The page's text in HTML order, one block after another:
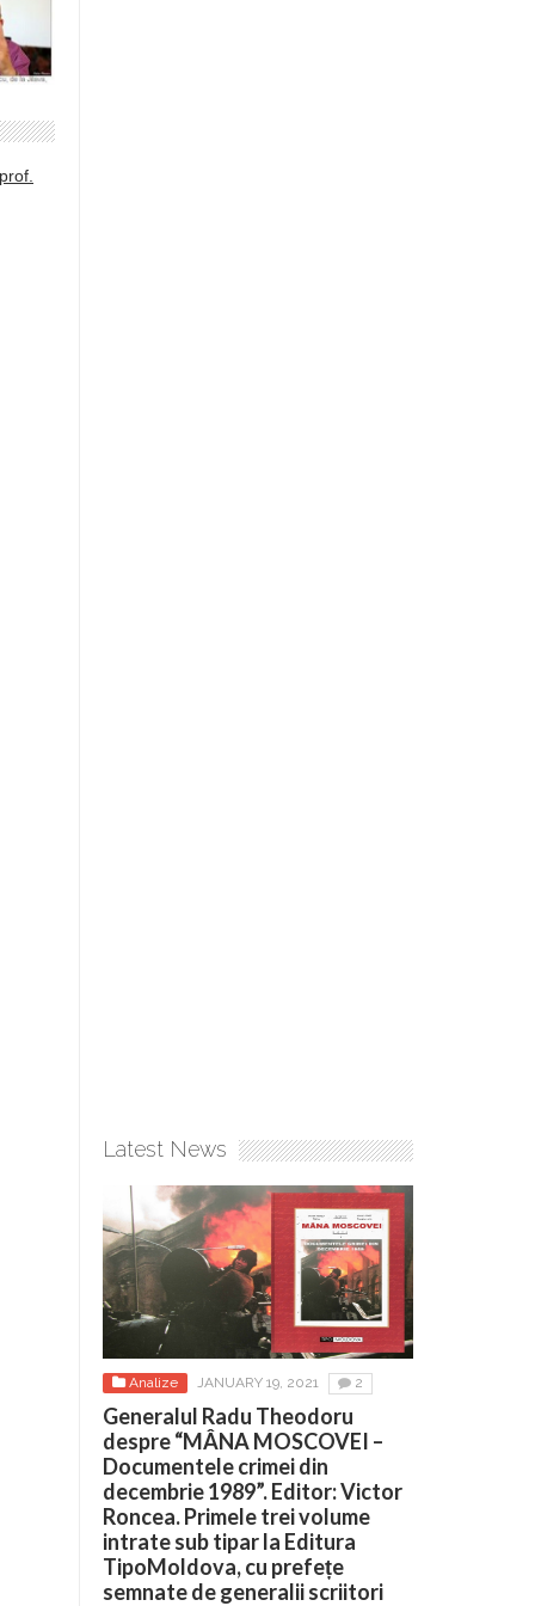
Latest News
Analize JANUARY 19, 2021 2
Generalul Radu Theodoru
despre “MÂNA MOSCOVEI –
Documentele crimei din
decembrie 1989”. Editor: Victor
Roncea. Primele trei volume
intrate sub tipar la Editura
TipoMoldova, cu prefețe
semnate de generalii scriitori